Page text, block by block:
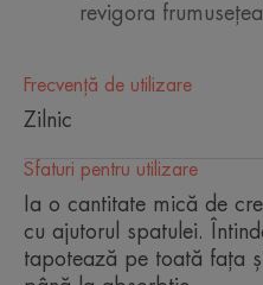
Avantaj
Pentru un ten radiant.
Beneficii
revigora
Frecvență de utilizare
Zilnic
Sfaturi pentru utilizare
Ia o cantitate mică de
cu ajutorul spatulei.
tapotează pe toată fața